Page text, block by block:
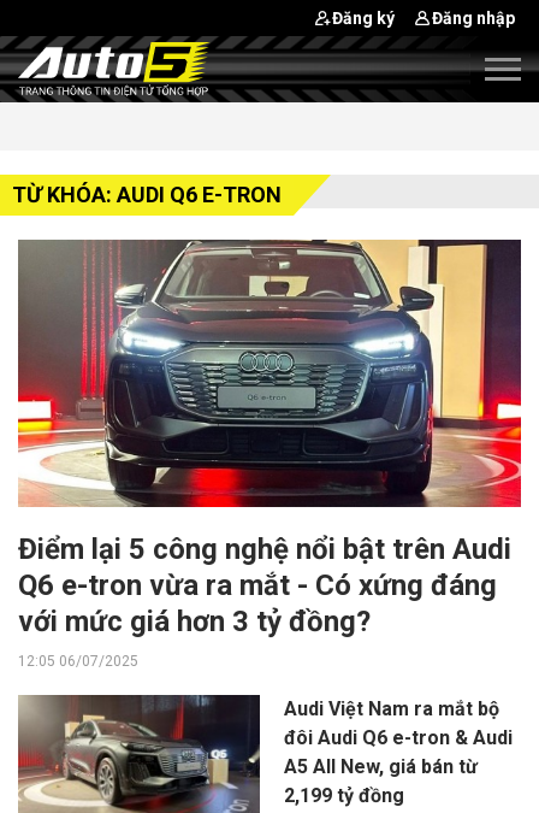
Đăng ký Đăng nhập
TỪ KHÓA: AUDI Q6 E-TRON
Điểm lại 5 công nghệ nổi bật trên Audi
Q6 e-tron vừa ra mắt - Có xứng đáng
với mức giá hơn 3 tỷ đồng?
12:05 06/07/2025
Audi Việt Nam ra mắt bộ
đôi Audi Q6 e-tron & Audi
A5 All New, giá bán từ
2,199 tỷ đồng